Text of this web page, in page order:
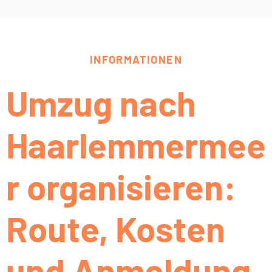
INFORMATIONEN
Umzug nach
Haarlemmermee
r organisieren:
Route, Kosten